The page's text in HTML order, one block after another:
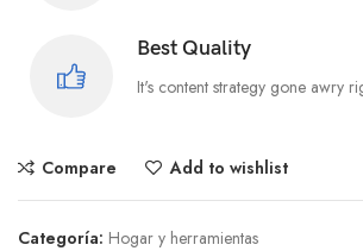
Best Quality
It's content strategy gone awry
Compare Add to wishlist
Categoría: Hogar y herramientas